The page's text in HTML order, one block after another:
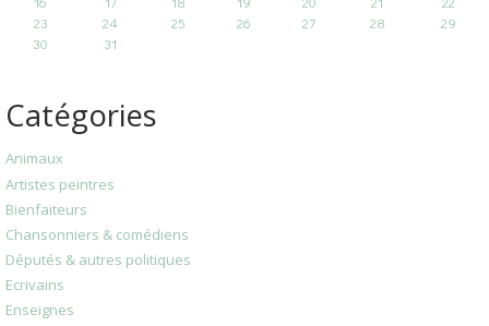
23
24 25 26 27 28
29
30
31
Catégories
Animaux
Artistes peintres
Bienfaiteurs
Chansonniers & comédiens
Députés & autres politiques
Ecrivains
Enseignes